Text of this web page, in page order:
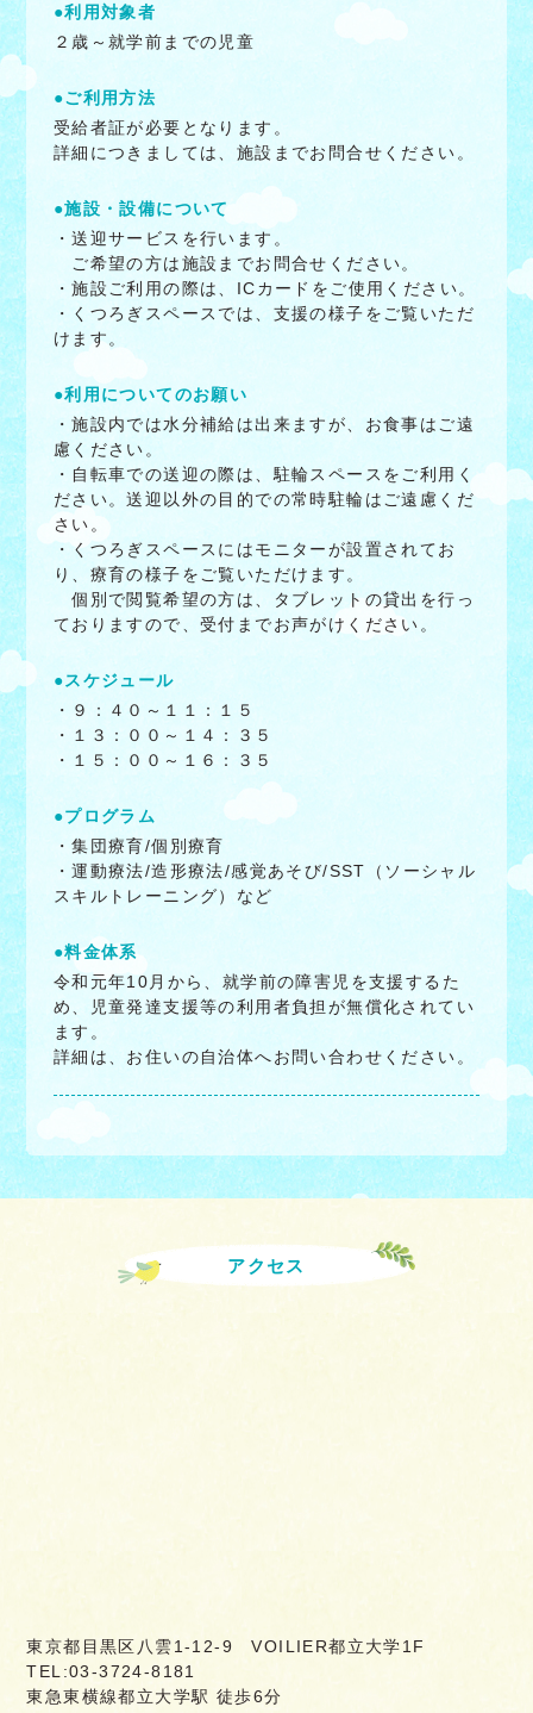
●利用対象者
２歳～就学前までの児童
●ご利用方法
受給者証が必要となります。
詳細につきましては、施設までお問合せください。
●施設・設備について
・送迎サービスを行います。
ご希望の方は施設までお問合せください。
・施設ご利用の際は、ICカードをご使用ください。
・くつろぎスペースでは、支援の様子をご覧いただ
けます。
●利用についてのお願い
・施設内では水分補給は出来ますが、お食事はご遠
慮ください。
・自転車での送迎の際は、駐輪スペースをご利用く
ださい。送迎以外の目的での常時駐輪はご遠慮くだ
さい。
・くつろぎスペースにはモニターが設置されてお
り、療育の様子をご覧いただけます。
個別で閲覧希望の方は、タブレットの貸出を行っ
ておりますので、受付までお声がけください。
●スケジュール
・９：４０～１１：１５
・１３：００～１４：３５
・１５：００～１６：３５
●プログラム
・集団療育/個別療育
・運動療法/造形療法/感覚あそび/SST（ソーシャル
スキルトレーニング）など
●料金体系
令和元年10月から、就学前の障害児を支援するた
め、児童発達支援等の利用者負担が無償化されてい
ます。
詳細は、お住いの自治体へお問い合わせください。
アクセス
東京都目黒区八雲1-12-9 VOILIER都立大学1F
TEL:03-3724-8181
東急東横線都立大学駅 徒歩6分